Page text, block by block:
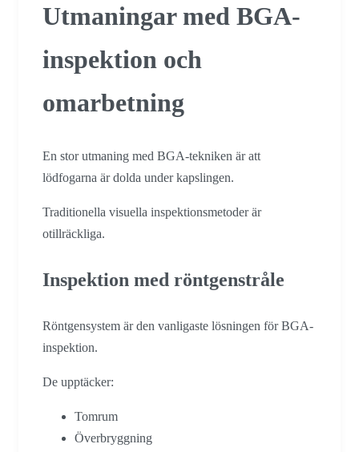
Utmaningar med BGA-
inspektion och
omarbetning
En stor utmaning med BGA-tekniken är att
lödfogarna är dolda under kapslingen.
Traditionella visuella inspektionsmetoder är
otillräckliga.
Inspektion med röntgenstråle
Röntgensystem är den vanligaste lösningen för BGA-
inspektion.
De upptäcker:
Tomrum
Överbryggning